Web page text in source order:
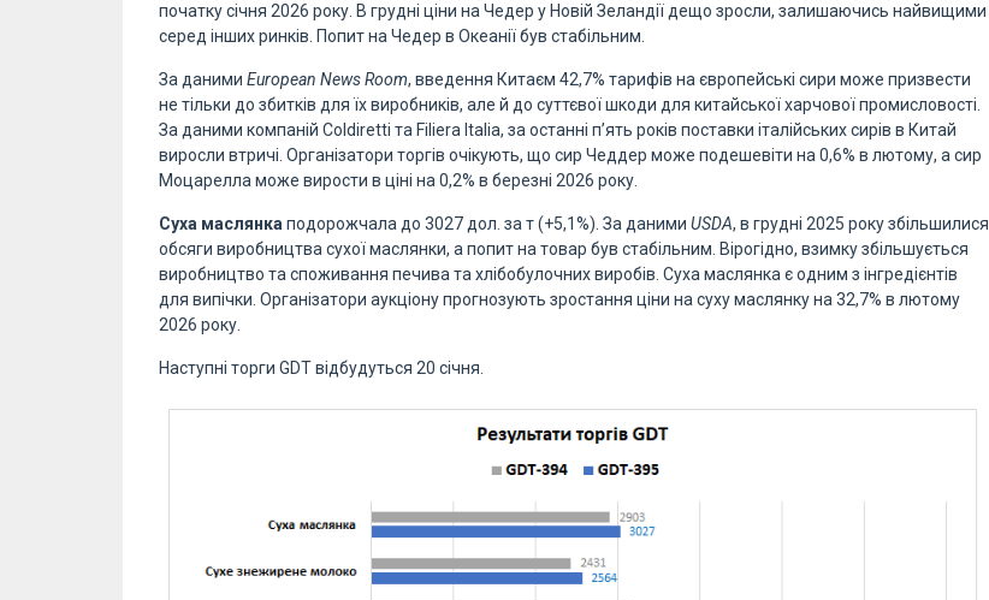
початку січня 2026 року. В грудні ціни на Чедер у Новій Зеландії дещо зросли, залишаючись найвищими
серед інших ринків. Попит на Чедер в Океанії був стабільним.
За даними European News Room, введення Китаєм 42,7% тарифів на європейські сири може призвести
не тільки до збитків для їх виробників, але й до суттєвої шкоди для китайської харчової промисловості.
За даними компаній Coldiretti та Filiera Italia, за останні п’ять років поставки італійських сирів в Китай
виросли втричі. Організатори торгів очікують, що сир Чеддер може подешевіти на 0,6% в лютому, а сир
Моцарелла може вирости в ціні на 0,2% в березні 2026 року.
Суха маслянкаподорожчала до 3027 дол. за т (+5,1%). За даними USDA, в грудні 2025 року збільшилися
обсяги виробництва сухої маслянки, а попит на товар був стабільним. Вірогідно, взимку збільшується
виробництво та споживання печива та хлібобулочних виробів. Суха маслянка є одним з інгредієнтів
для випічки. Організатори аукціону прогнозують зростання ціни на суху маслянку на 32,7% в лютому
2026 року.
Наступні торги GDT відбудуться 20 січня.